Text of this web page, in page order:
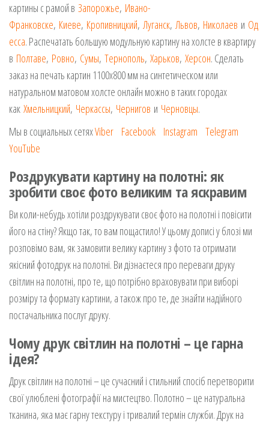
картины с рамой в Запорожье, Ивано-
Франковске, Киеве, Кропивницкий, Луганск, Львов, Николаев и Од
есса. Распечатать большую модульную картину на холсте в квартиру
в Полтаве, Ровно, Сумы, Тернополь, Харьков, Херсон. Сделать
заказ на печать картин 1100х800 мм на синтетическом или
натуральном матовом холсте онлайн можно в таких городах
как Хмельницкий, Черкассы, Чернигов и Черновцы.
Мы в социальных сетяхViber Facebook Instagram Telegram
YouTube
Роздрукувати картину на полотні: як
зробити своє фото великим та яскравим
Ви коли-небудь хотіли роздрукувати своє фото на полотні і повісити
його на стіну? Якщо так, то вам пощастило! У цьому дописі у блозі ми
розповімо вам, як замовити велику картину з фото та отримати
якісний фотодрук на полотні. Ви дізнаєтеся про переваги друку
світлин на полотні, про те, що потрібно враховувати при виборі
розміру та формату картини, а також про те, де знайти надійного
постачальника послуг друку.
Чому друк світлин на полотні – це гарна
ідея?
Друк світлин на полотні – це сучасний і стильний спосіб перетворити
свої улюблені фотографії на мистецтво. Полотно – це натуральна
тканина, яка має гарну текстуру і тривалий термін служби. Друк на